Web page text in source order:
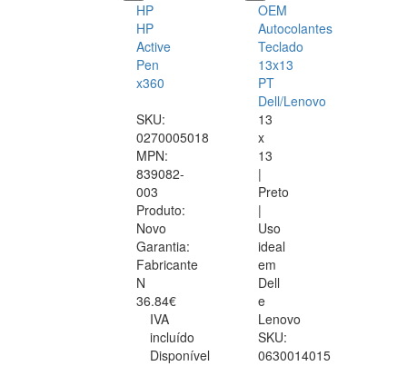
HP
HP
Active
Pen
x360
SKU:
0270005018
MPN:
839082-
003
Produto:
Novo
Garantia:
Fabricante
N
36.84€
IVA
incluído
Disponível
OEM
Autocolantes
Teclado
13x13
PT
Dell/Lenovo
13
x
13
|
Preto
|
Uso
ideal
em
Dell
e
Lenovo
SKU:
0630014015